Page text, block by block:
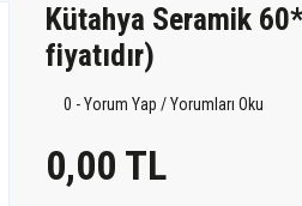
Kütahya Seramik
fiyatıdır)
0 - Yorum Yap / Yorumları Oku
0,00 TL